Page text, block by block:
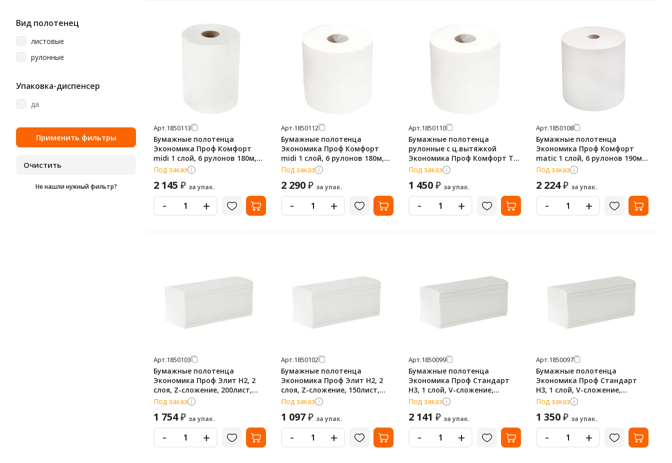
Viva
Zewa
Атма
Лайма
Любаша
Терес
Экономика Проф
Вид полотенец
листовые
рулонные
Упаковка-диспенсер
да
Не нашли нужный фильтр?
Арт.1850113
Бумажные полотенца
Экономика Проф Комфорт
midi 1 слой, 6 рулонов 180м,
белые, Т-0110А
Под заказ
2 145 ₽ за упак.
- +
Арт.1850112
Бумажные полотенца
Экономика Проф Комфорт
midi 1 слой, 6 рулонов 180м,
белые, Т-0110
Под заказ
2 290₽ за упак.
- +
Арт.1850110
Бумажные полотенца
рулонные с ц.вытяжкой
Экономика Проф Комфорт T-
0153 235м, 1 слой, белые, 6
рулонов
Под заказ
1 450₽ за упак.
- +
Арт.1850108
Бумажные полотенца
Экономика Проф Комфорт
matic 1 слой, 6 рулонов 190м,
белые, Т-0190
Под заказ
2 224₽ за упак.
- +
Арт.1850103
Бумажные полотенца
Экономика Проф Элит H2, 2
слоя, Z-сложение, 200лист,
белые, 15 пачек, Т-0240
Под заказ
1 754₽ за упак.
- +
Арт.1850102
Бумажные полотенца
Экономика Проф Элит H2, 2
слоя, Z-сложение, 150лист,
белые, 15 пачек, Т-0241
Под заказ
1 097₽ за упак.
- +
Арт.1850099
Бумажные полотенца
Экономика Проф Стандарт
H3, 1 слой, V-сложение,
250лист, белые, 20 пачек,
Т-0222
Под заказ
2 141 ₽ за упак.
- +
Арт.1850097
Бумажные полотенца
Экономика Проф Стандарт
H3, 1 слой, V-сложение,
200лист, белые, 20 пачек,
Т-0226
Под заказ
1 350₽ за упак.
- +